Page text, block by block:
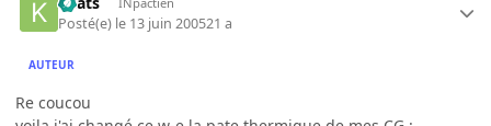
Posté(e) le 13 juin 200521 a
AUTEUR
Re coucou